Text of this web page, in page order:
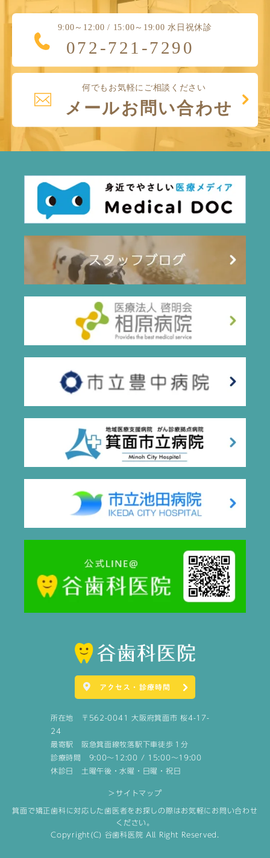
アクセス・診療時間
所在地 〒562-0041 大阪府箕面市 桜4-17-
24
最寄駅 阪急箕面線牧落駅下車徒歩１分
診療時間 9:00～12:00 / 15:00～19:00
休診日 土曜午後・水曜・日曜・祝日
＞サイトマップ
箕面で矯正歯科に対応した歯医者をお探しの際はお気軽にお問い合わせ
ください。
Copyright(C) 谷歯科医院 All Right Reserved.